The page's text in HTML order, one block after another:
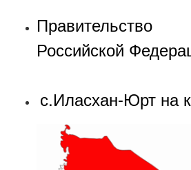
Правительство
Российской
с.Иласхан-Юрт на